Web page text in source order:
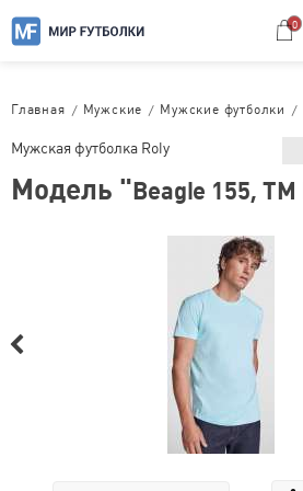
0
Главная / Мужские / Мужские футболки /
Мужская футболка Roly
Модель "Beagle 155, TM